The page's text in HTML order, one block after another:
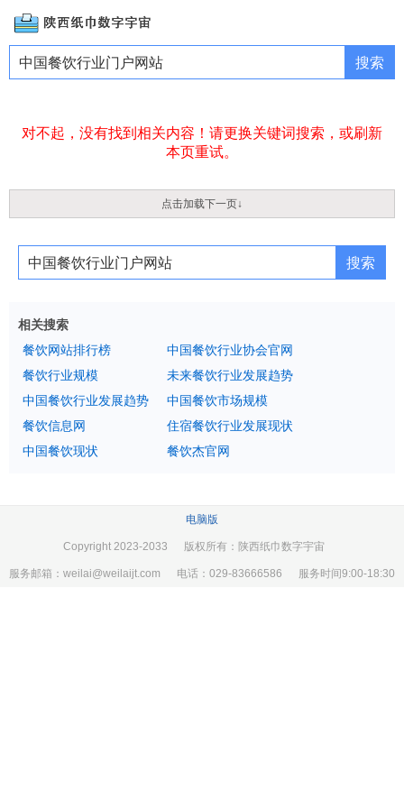
对不起，没有找到相关内容！请更换关键词搜索，或刷新
本页重试。
点击加载下一页↓
相关搜索
餐饮网站排行榜
中国餐饮行业协会官网
餐饮行业规模
未来餐饮行业发展趋势
中国餐饮行业发展趋势
中国餐饮市场规模
餐饮信息网
住宿餐饮行业发展现状
中国餐饮现状
餐饮杰官网
电脑版
Copyright 2023-2033 版权所有：陕西纸巾数字宇宙
服务邮箱：weilai@weilaijt.com 电话：029-83666586 服务时间9:00-18:30